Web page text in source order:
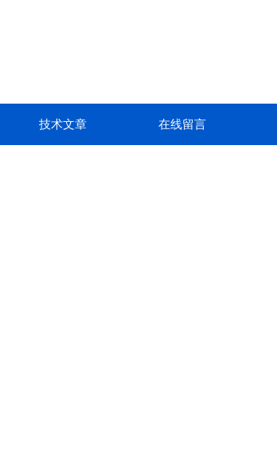
技术文章 在线留言